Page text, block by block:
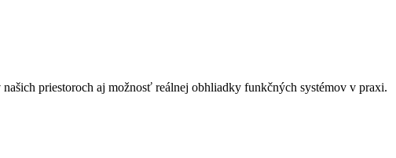
priestoroch aj možnosť reálnej obhliadky funkčných systémov v praxi.